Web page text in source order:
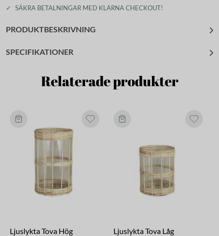
✓
SÄKRA BETALNINGAR MED KLARNA CHECKOUT!
PRODUKTBESKRIVNING
SPECIFIKATIONER
Relaterade produkter
Ljuslykta Tova Hög Ljuslykta Tova Låg